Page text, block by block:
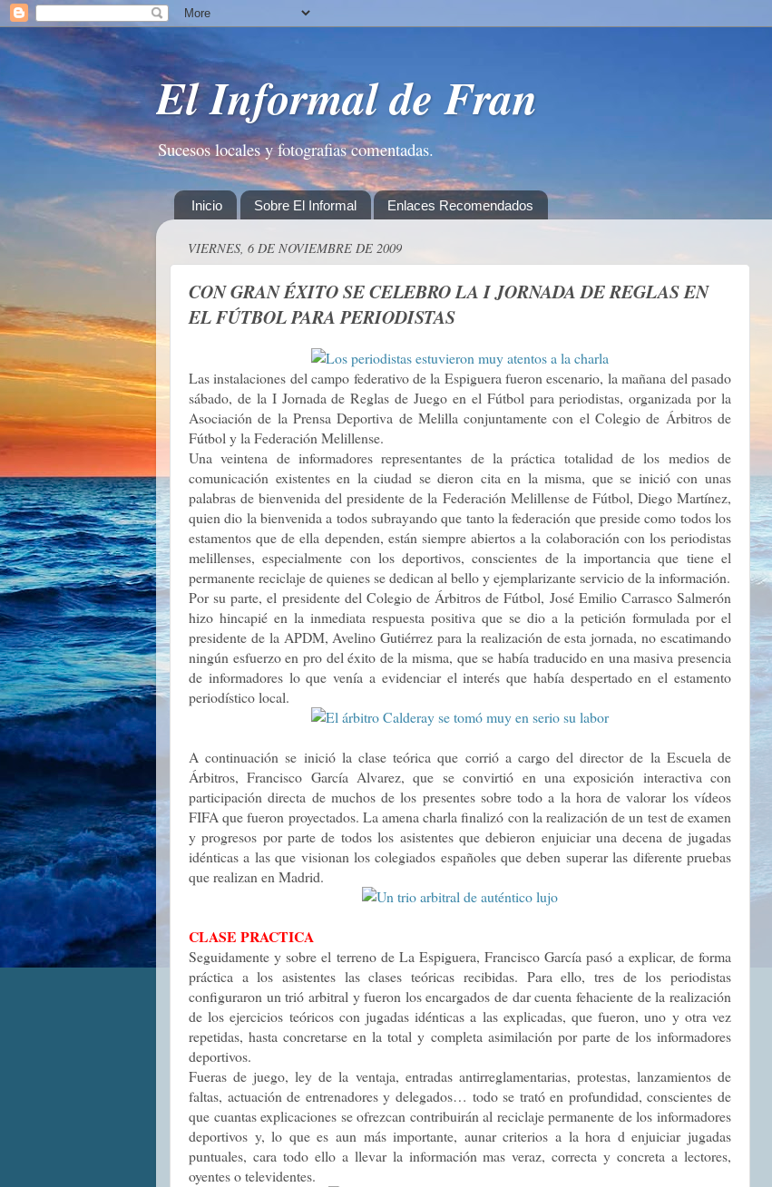
El Informal de Fran
Sucesos locales y fotografias comentadas.
Inicio Sobre El Informal Enlaces Recomendados
VIERNES, 6 DE NOVIEMBRE DE 2009
CON GRAN ÉXITO SE CELEBRO LA I JORNADA DE REGLAS EN
EL FÚTBOL PARA PERIODISTAS
Las instalaciones del campo federativo de la Espiguera fueron escenario, la mañana del pasado
sábado, de la I Jornada de Reglas de Juego en el Fútbol para periodistas, organizada por la
Asociación de la Prensa Deportiva de Melilla conjuntamente con el Colegio de Árbitros de
Fútbol y la Federación Melillense.
Una veintena de informadores representantes de la práctica totalidad de los medios de
comunicación existentes en la ciudad se dieron cita en la misma, que se inició con unas
palabras de bienvenida del presidente de la Federación Melillense de Fútbol, Diego Martínez,
quien dio la bienvenida a todos subrayando que tanto la federación que preside como todos los
estamentos que de ella dependen, están siempre abiertos a la colaboración con los periodistas
melillenses, especialmente con los deportivos, conscientes de la importancia que tiene el
permanente reciclaje de quienes se dedican al bello y ejemplarizante servicio de la información.
Por su parte, el presidente del Colegio de Árbitros de Fútbol, José Emilio Carrasco Salmerón
hizo hincapié en la inmediata respuesta positiva que se dio a la petición formulada por el
presidente de la APDM, Avelino Gutiérrez para la realización de esta jornada, no escatimando
ningún esfuerzo en pro del éxito de la misma, que se había traducido en una masiva presencia
de informadores lo que venía a evidenciar el interés que había despertado en el estamento
periodístico local.
A continuación se inició la clase teórica que corrió a cargo del director de la Escuela de
Árbitros, Francisco García Alvarez, que se convirtió en una exposición interactiva con
participación directa de muchos de los presentes sobre todo a la hora de valorar los vídeos
FIFA que fueron proyectados. La amena charla finalizó con la realización de un test de examen
y progresos por parte de todos los asistentes que debieron enjuiciar una decena de jugadas
idénticas a las que visionan los colegiados españoles que deben superar las diferente pruebas
que realizan en Madrid.
CLASE PRACTICA
Seguidamente y sobre el terreno de La Espiguera, Francisco García pasó a explicar, de forma
práctica a los asistentes las clases teóricas recibidas. Para ello, tres de los periodistas
configuraron un trió arbitral y fueron los encargados de dar cuenta fehaciente de la realización
de los ejercicios teóricos con jugadas idénticas a las explicadas, que fueron, uno y otra vez
repetidas, hasta concretarse en la total y completa asimilación por parte de los informadores
deportivos.
Fueras de juego, ley de la ventaja, entradas antirreglamentarias, protestas, lanzamientos de
faltas, actuación de entrenadores y delegados… todo se trató en profundidad, conscientes de
que cuantas explicaciones se ofrezcan contribuirán al reciclaje permanente de los informadores
deportivos y, lo que es aun más importante, aunar criterios a la hora d enjuiciar jugadas
puntuales, cara todo ello a llevar la información mas veraz, correcta y concreta a lectores,
oyentes o televidentes.